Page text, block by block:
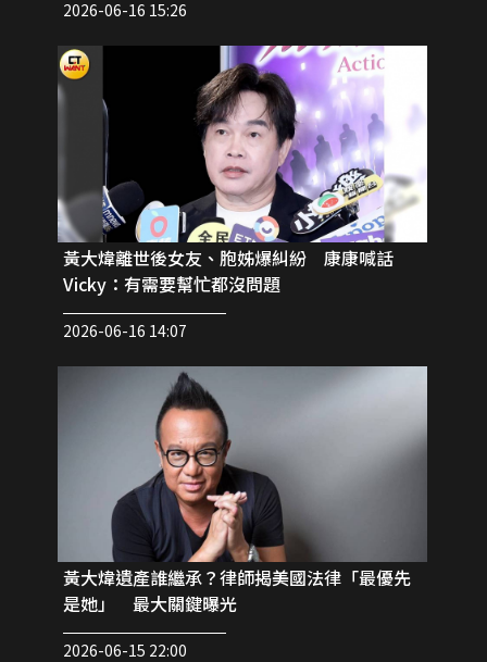
2026-06-16 15:26
黃大煒離世後女友、胞姊爆糾紛 康康喊話
Vicky：有需要幫忙都沒問題
2026-06-16 14:07
黃大煒遺產誰繼承？律師揭美國法律「最優先
是她」 最大關鍵曝光
2026-06-15 22:00